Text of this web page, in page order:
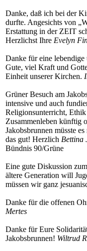
Danke, daß ich bei der
durfte. Angesichts von
Erstattung in der ZEIT
Herzlichst Ihre Evelyn
Danke für eine
Gute, viel Kraft und
Einheit unserer Kirchen.
Grüner Besuch am
intensive und auch
Religionsunterricht,
Zusammenleben künftig
Jakobsbrunnen müsste
das gut! Herzlich Bettina
Bündnis 90/Grüne
Eine gute Diskussion
ältere Generation will
müssen wir ganz
Danke für die offenen
Mertes
Danke für Eure
Jakobsbrunnen! Wiltrud